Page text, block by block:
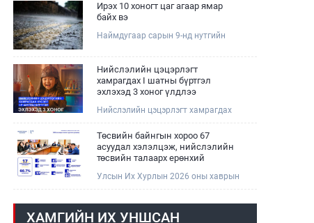
Ирэх 10 хоногт цаг агаар ямар
байх вэ
Наймдугаар сарын 9-нд нутгийн
хэсгээр ахиухан хэмжээний бороо
орох тул болзошгүй үер, усны
аюулаас анхаарна уу.
Нийслэлийн цэцэрлэгт
хамрагдах I шатны бүртгэл
эхлэхэд 3 хоног үлдлээ
Нийслэлийн цэцэрлэгт хамрагдах
өдрөөс 08 сарын 23-ны өдрийг
дуустал "E-Mongolia" платформоор
дамжуулан цахимаар хүлээн
авна.Хүүхдээ цэцэрлэгт хамруулах
үйлчилгээг авахдаа дараах
Төсвийн байнгын хороо 67
асуудал хэлэлцэж, нийслэлийн
төсвийн талаарх ерөнхий
байгуулсан байна
Улсын Их Хурлын 2026 оны хаврын
ХАМГИЙН ИХ УНШСАН